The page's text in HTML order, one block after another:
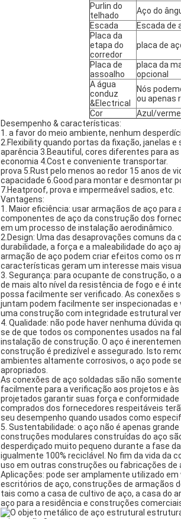
Purlin do
telhado
Aço do
Escada
Escada de
Placa da
etapa do
corredor
placa de
Placa de
assoalho
placa da
opcional
A água
conduz
&Electrical
Nós
ou apenas
Cor
Azul/
Desempenho & características:
1. a favor do meio ambiente, nenhum
2.Flexibility quando portas da fixação, janelas e
aparência 3.Beautiful, cores diferentes para as
economia 4.Cost e conveniente transportar.
prova 5.Rust pelo menos ao redor 15 anos de
capacidade 6.Good para montar e desmontar
7.Heatproof, prova e impermeável sadios, etc.
Vantagens:
1. Maior eficiência: usar armaçãos de aço
componentes de aço da construção dos
em um processo de instalação aerodinâmico.
2.Design: Uma das desaprovações comuns
durabilidade, a força e a maleabilidade do aço
armação de aço podem criar efeitos como os
características geram um interesse mais
3. Segurança: para ocupante de construção,
de mais alto nível da resistência de fogo e é
possa facilmente ser verificado. As conexões
juntam podem facilmente ser inspecionadas
uma construção com integridade estrutural
4. Qualidade: não pode haver nenhuma dúvida
se de que todos os componentes usados na
instalação de construção. O aço é
construção é predizível e assegurado. Isto
ambientes altamente corrosivos, o aço pode
apropriados.
As conexões de aço soldadas são não
facilmente para a verificação aos projetos e
projetados garantir suas força e
comprados dos fornecedores respeitáveis
seu desempenho quando usados como
5. Sustentabilidade: o aço não é apenas
construções modulares construídas do aço
desperdiçado muito pequeno durante a fase
igualmente 100% reciclável. No fim da vida da
uso em outras construções ou fabricações de
Aplicações: pode ser amplamente utilizado
escritórios de aço, construções de armaçãos
tais como a casa de cultivo de aço, a casa do
aço para a residência e construções